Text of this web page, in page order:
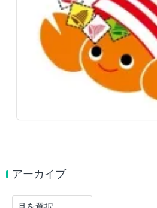
アーカイブ
ア